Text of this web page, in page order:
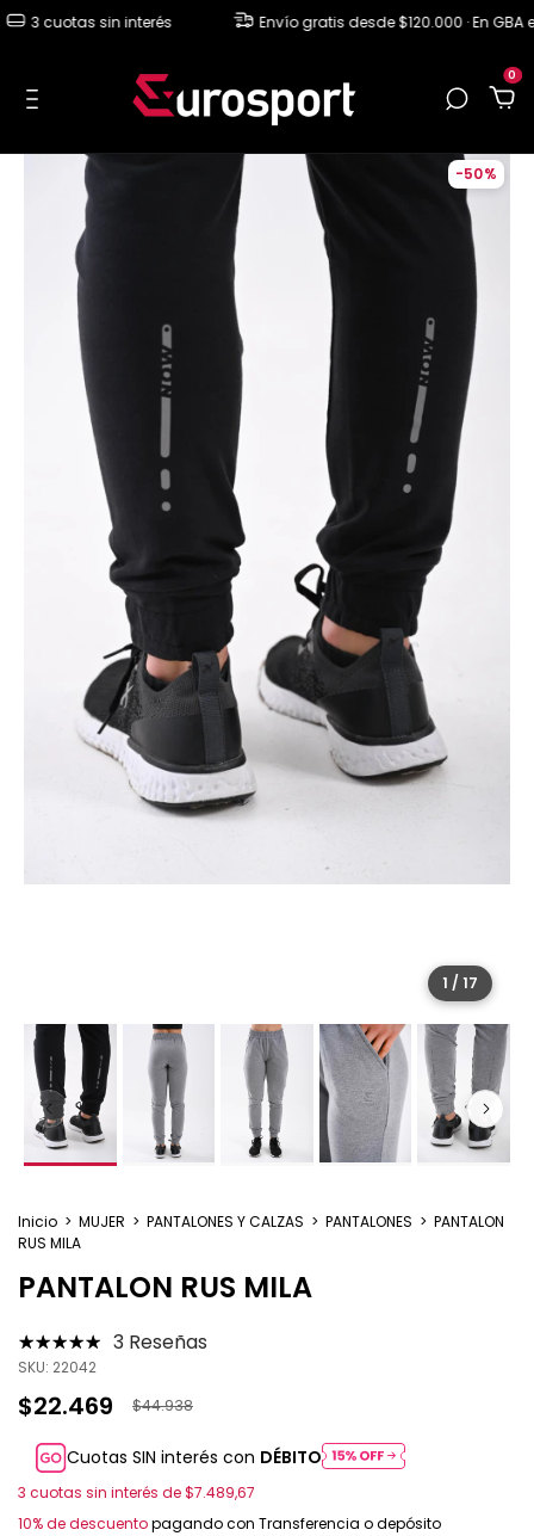
3 cuotas sin interés Envío gratis desde $120.000 · En GBA
0
-50%
1 / 17
Inicio > MUJER > PANTALONES Y CALZAS > PANTALONES > PANTALON
RUS MILA
PANTALON RUS MILA
3 Reseñas
SKU: 22042
$22.469 $44.938
Cuotas SIN interés con DÉBITO
3 cuotas sin interés de$7.489,67
10% de descuentopagando con Transferencia o depósito